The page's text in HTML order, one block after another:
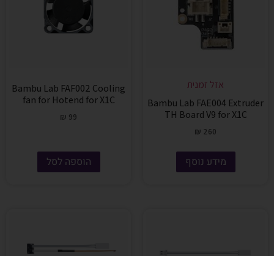
אזל זמנית
Bambu Lab FAE004 Extruder
TH Board V9 for X1C
₪ 260
מידע נוסף
Bambu Lab FAF002 Cooling
fan for Hotend for X1C
₪ 99
הוספה לסל